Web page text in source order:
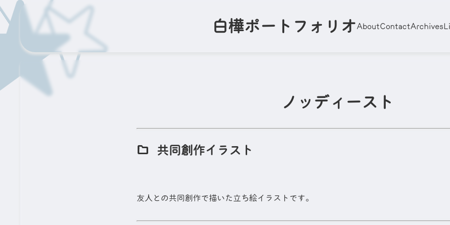
白樺ポートフォリオAboutContactArchives
ノッディースト
共同創作イラスト
友人との共同創作で描いた立ち絵イラストです。